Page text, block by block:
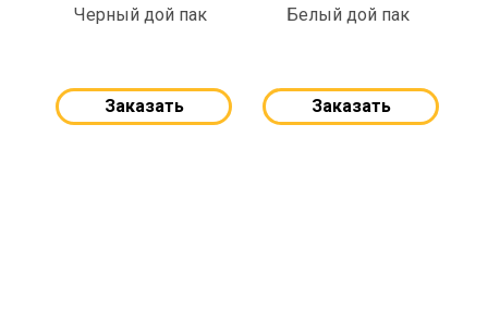
Черный дой пак
Заказать
Белый дой пак
Заказать